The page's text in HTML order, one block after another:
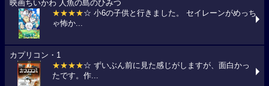
映画ちいかわ 人魚の島のひみつ
★★★★☆ 小6の子供と行きました。 セイレーンがめっち
ゃ怖か...
カプリコン・1
★★★★☆ ずいぶん前に見た感じがしますが、面白かっ
たです。作...